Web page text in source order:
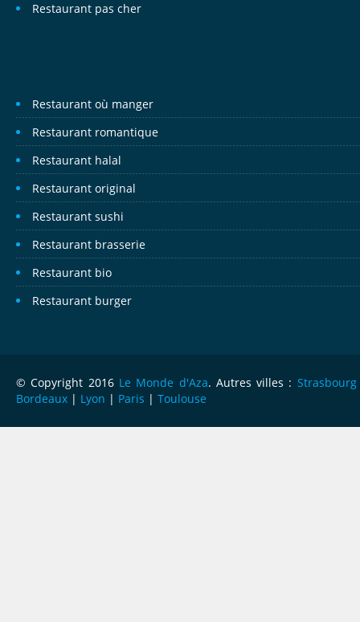
Restaurant pas cher
Restaurant où manger
Restaurant romantique
Restaurant halal
Restaurant original
Restaurant sushi
Restaurant brasserie
Restaurant bio
Restaurant burger
© Copyright 2016 Le Monde d'Aza. Autres villes : Strasbourg
Bordeaux | Lyon | Paris | Toulouse